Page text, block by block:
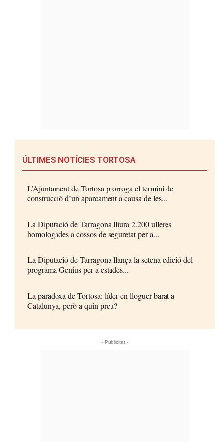
ÚLTIMES NOTÍCIES TORTOSA
L’Ajuntament de Tortosa prorroga el termini de
construcció d’un aparcament a causa de les...
La Diputació de Tarragona lliura 2.200 ulleres
homologades a cossos de seguretat per a...
La Diputació de Tarragona llança la setena edició del
programa Genius per a estades...
La paradoxa de Tortosa: líder en lloguer barat a
Catalunya, però a quin preu?
- Publicitat -